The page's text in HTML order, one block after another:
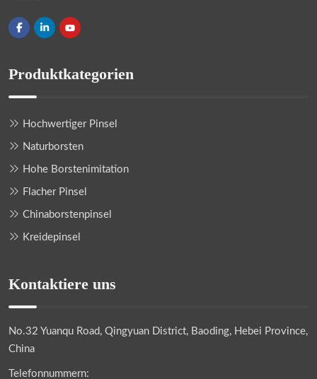
Produktkategorien
Hochwertiger Pinsel
Naturborsten
Hohe Borstenimitation
Flacher Pinsel
Chinaborstenpinsel
Kreidepinsel
Kontaktiere uns
No.32 Yuanqu Road, Qingyuan District, Baoding, Hebei Province,
China
Telefonnummern: